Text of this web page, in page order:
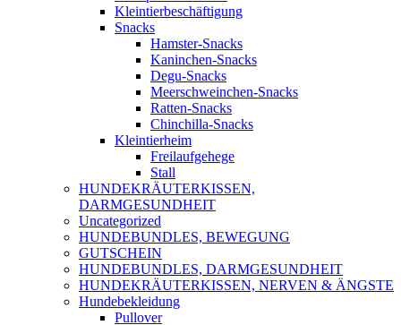
Kleintierbeschäftigung
Snacks
Hamster-Snacks
Kaninchen-Snacks
Degu-Snacks
Meerschweinchen-Snacks
Ratten-Snacks
Chinchilla-Snacks
Kleintierheim
Freilaufgehege
Stall
HUNDEKRÄUTERKISSEN,
DARMGESUNDHEIT
Uncategorized
HUNDEBUNDLES, BEWEGUNG
GUTSCHEIN
HUNDEBUNDLES, DARMGESUNDHEIT
HUNDEKRÄUTERKISSEN, NERVEN & ÄNGSTE
Hundebekleidung
Pullover